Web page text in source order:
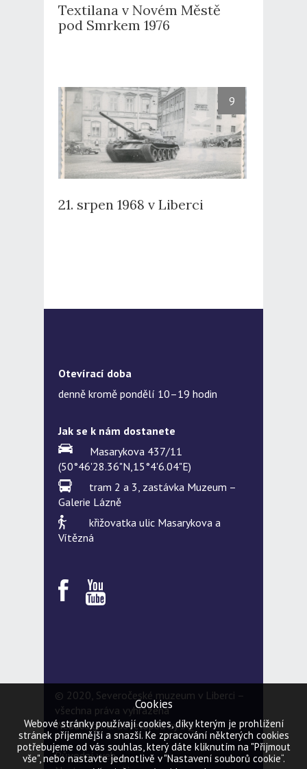
Textilana v Novém Městě
pod Smrkem 1976
21. srpen 1968 v Liberci
9
Otevírací doba
denně kromě pondělí 10–19 hodin
Jak se k nám dostanete
Masarykova 437/11
(50°46'28.36"N,15°4'6.04"E)
tram 2 a 3, zastávka Muzeum –
Galerie Lázně
křižovatka ulic Masarykova a
Vítězná
© 2020, Severočeské muzeum v Liberci –
všechna práva vyhrazena
Webdesign & developed by5Q
Původní web
Cookies
Webové stránky používají cookies, díky kterým je prohlížení
stránek příjemnější a snazší. Ke zpracování některých cookies
potřebujeme od vás souhlas, který dáte kliknutím na "Přijmout
vše", nebo nastavte jednotlivě v "Nastavení souborů cookie“.